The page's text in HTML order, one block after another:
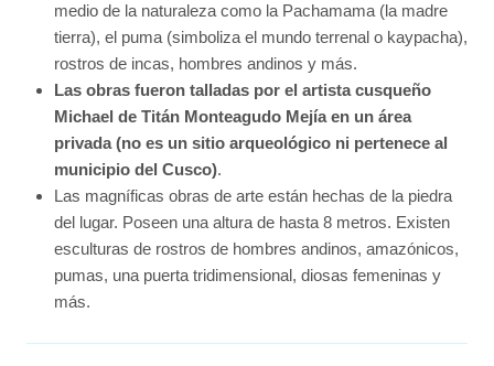
medio de la naturaleza como la Pachamama (la madre
tierra), el puma (simboliza el mundo terrenal o kaypacha),
rostros de incas, hombres andinos y más.
Las obras fueron talladas por el artista cusqueño
Michael de Titán Monteagudo Mejía en un área
privada (no es un sitio arqueológico ni pertenece al
municipio del Cusco).
Las magníficas obras de arte están hechas de la piedra
del lugar. Poseen una altura de hasta 8 metros. Existen
esculturas de rostros de hombres andinos, amazónicos,
pumas, una puerta tridimensional, diosas femeninas y
más.